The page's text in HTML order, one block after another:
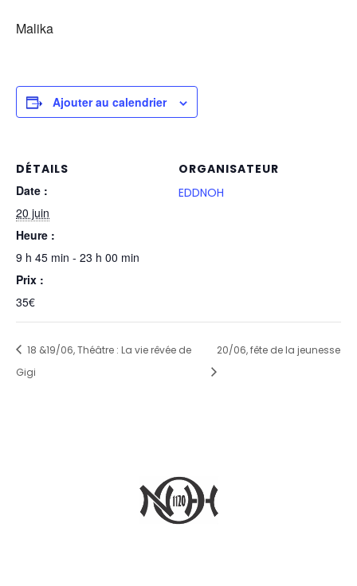
Malika
Ajouter au calendrier
DÉTAILS
Date :
20 juin
Heure :
9 h 45 min - 23 h 00 min
Prix :
35€
ORGANISATEUR
EDDNOH
18 &19/06, Théâtre : La vie rêvée de
Gigi
20/06, fête de la jeunesse